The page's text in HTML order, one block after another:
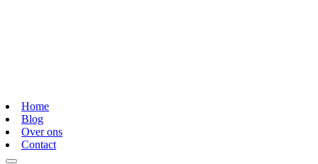
Home
Blog
Over ons
Contact